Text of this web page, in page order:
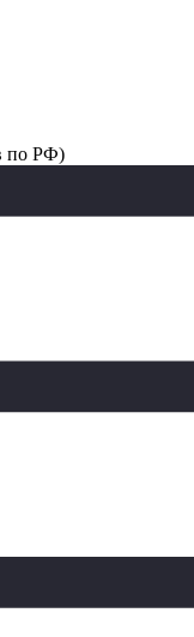
по РФ)